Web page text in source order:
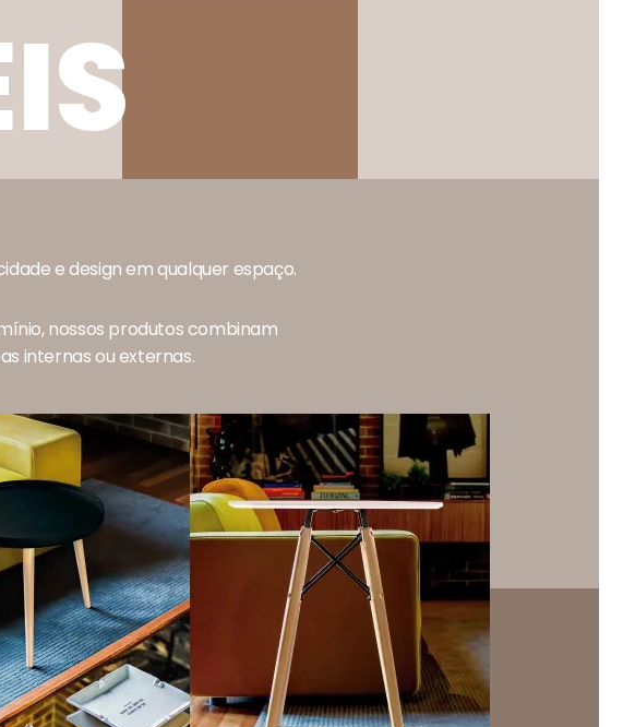
e design em qualquer espaço.
nossos produtos combinam
internas ou externas.